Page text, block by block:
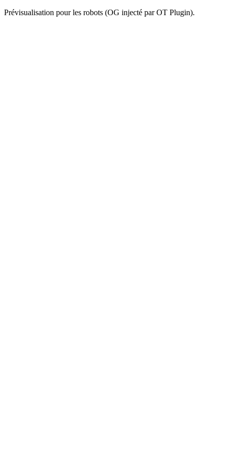
Prévisualisation pour les robots (OG injecté par OT Plugin).